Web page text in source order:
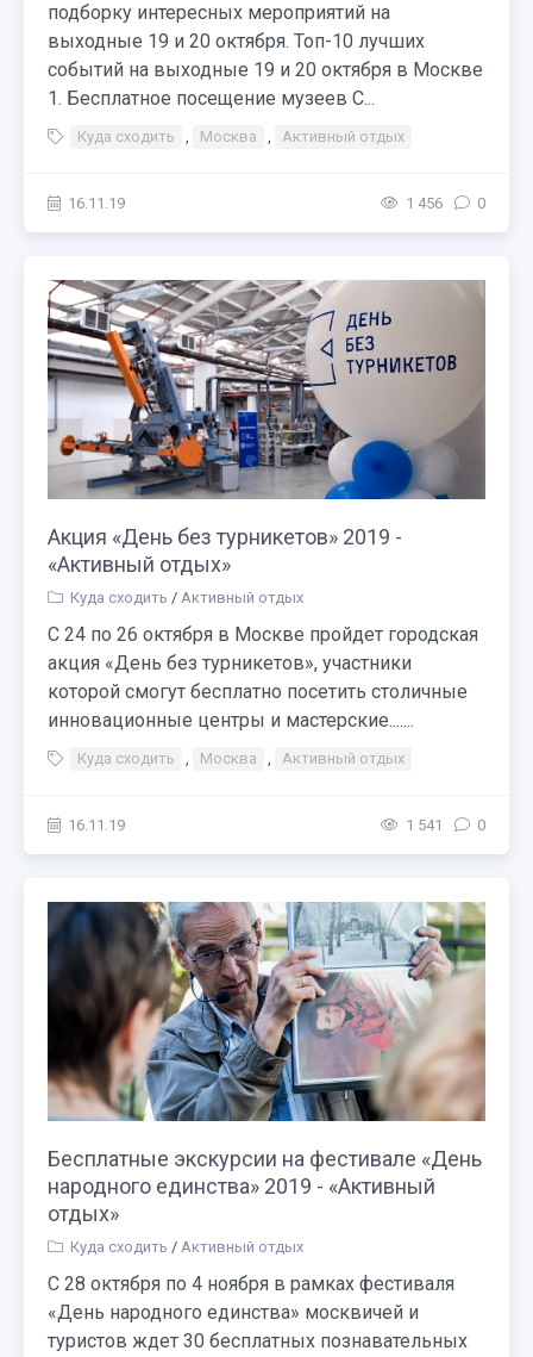
подборку интересных мероприятий на
выходные 19 и 20 октября. Топ-10 лучших
событий на выходные 19 и 20 октября в Москве
1. Бесплатное посещение музеев С...
Куда сходить , Москва , Активный отдых
16.11.19 1 456 0
Акция «День без турникетов» 2019 -
«Активный отдых»
Куда сходить / Активный отдых
С 24 по 26 октября в Москве пройдет городская
акция «День без турникетов», участники
которой смогут бесплатно посетить столичные
инновационные центры и мастерские.......
Куда сходить , Москва , Активный отдых
16.11.19 1 541 0
Бесплатные экскурсии на фестивале «День
народного единства» 2019 - «Активный
отдых»
Куда сходить / Активный отдых
С 28 октября по 4 ноября в рамках фестиваля
«День народного единства» москвичей и
туристов ждет 30 бесплатных познавательных